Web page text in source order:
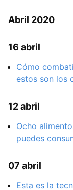
Abril 2020
16 abril
Cómo
estos son los
12 abril
Ocho
puedes
07 abril
Esta es la